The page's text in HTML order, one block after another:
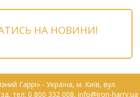
НА НОВИНИ!
Гаррі» - Українa, м. Київ, вул.
тел: 0 800 332 008, info@iron-harry.ua